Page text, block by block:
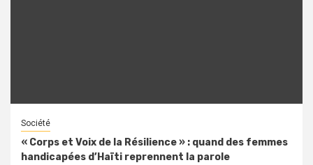
Société
« Corps et Voix de la Résilience » : quand des femmes
handicapées d’Haïti reprennent la parole